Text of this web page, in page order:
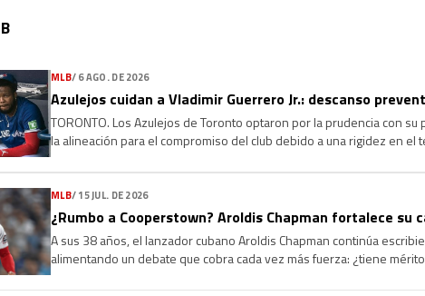
MLB/6 AGO. DE 2026
Azulejos cuidan a Vladimir Guerrero Jr.: descanso
TORONTO. Los Azulejos de Toronto optaron por la prudencia con
la alineación para el compromiso del club debido a una rigidez en
MLB/15 JUL. DE 2026
¿Rumbo a Cooperstown? Aroldis Chapman fortalece su
A sus 38 años, el lanzador cubano Aroldis Chapman continúa
alimentando un debate que cobra cada vez más fuerza: ¿tiene